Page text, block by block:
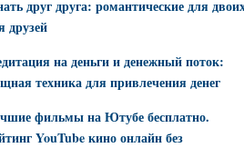
друг друга: романтические для
друзей
на деньги и денежный поток:
техника для привлечения денег
фильмы на Ютубе бесплатно.
YouTube кино онлайн без